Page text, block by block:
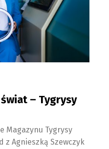
– Tygrysy
Magazynu Tygrysy
z Agnieszką Szewczyk